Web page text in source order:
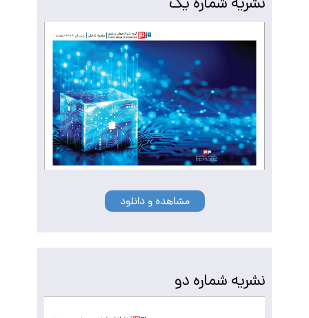
مشاهده و دانلود
نشریه شماره دو